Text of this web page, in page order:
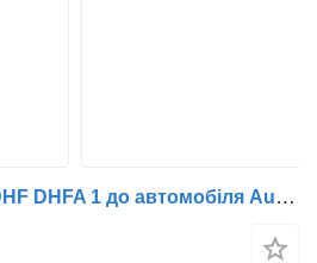
Двигун Volkswagen DHF DHFA 1 до автомобіля Audi A3 30 g-tron 1,5 TFSI, SEAT Leon 1,5 TGI, VOLKSWAGEN Golf VII 1,5 TGI, VW Golf VIII 1,5 TGI, VW Caddy 1,5 TGI, ŠKODA Octavia III 1,5 TSI G-TEC, ŠKODA OCTAVIA IV 1,5 G-TEC